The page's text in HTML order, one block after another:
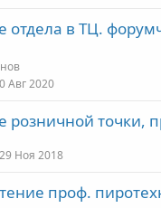
отдела в ТЦ.
Авг 2020
розничной точки,
29 Ноя 2018
проф.